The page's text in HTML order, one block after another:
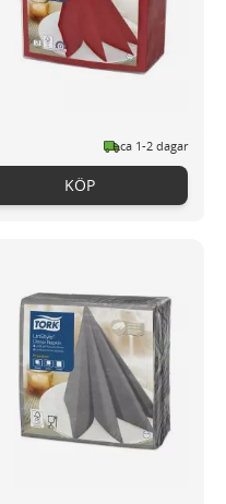
ca 1-2 dagar
KÖP